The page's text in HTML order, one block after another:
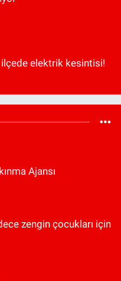
ilçede elektrik kesintisi!
Ajansı
zengin çocukları için